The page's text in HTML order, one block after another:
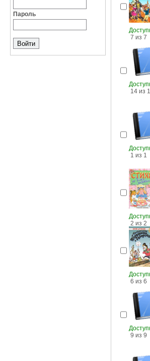
Пароль
7 из 7
14 из
1 из 1
2 из 2
6 из 6
9 из 9